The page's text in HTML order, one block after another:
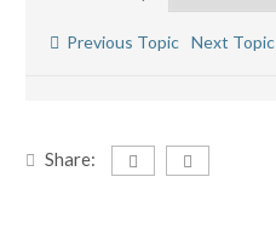
Previous Topic Next Topic
Share: